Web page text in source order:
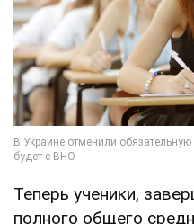
Теперь ученики,
полного общего